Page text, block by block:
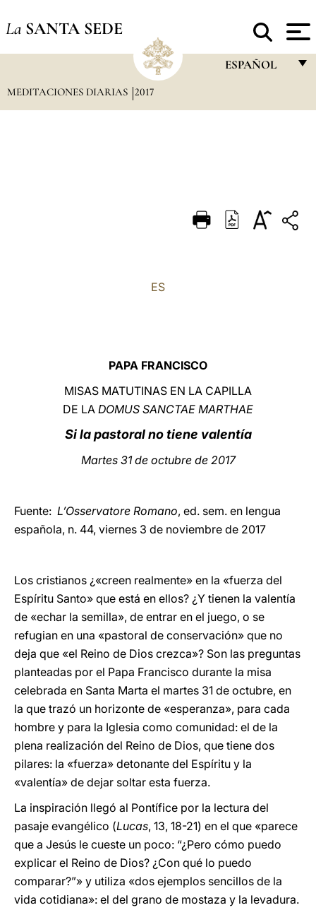
La SANTA SEDE
ESPAÑOL
DEUTSCH
MEDITACIONES DIARIAS 2017
ES
PAPA FRANCISCO
MISAS MATUTINAS EN LA CAPILLA
DE LA DOMUS SANCTAE MARTHAE
Si la pastoral no tiene valentía
Martes 31 de octubre de 2017
Fuente: L’Osservatore Romano, ed. sem. en lengua
española, n. 44, viernes 3 de noviembre de 2017
Los cristianos ¿«creen realmente» en la «fuerza del
Espíritu Santo» que está en ellos? ¿Y tienen la valentía
de «echar la semilla», de entrar en el juego, o se
refugian en una «pastoral de conservación» que no
deja que «el Reino de Dios crezca»? Son las preguntas
planteadas por el Papa Francisco durante la misa
celebrada en Santa Marta el martes 31 de octubre, en
la que trazó un horizonte de «esperanza», para cada
hombre y para la Iglesia como comunidad: el de la
plena realización del Reino de Dios, que tiene dos
pilares: la «fuerza» detonante del Espíritu y la
«valentía» de dejar soltar esta fuerza.
La inspiración llegó al Pontífice por la lectura del
pasaje evangélico (Lucas, 13, 18-21) en el que «parece
que a Jesús le cueste un poco: “¿Pero cómo puedo
explicar el Reino de Dios? ¿Con qué lo puedo
comparar?”» y utiliza «dos ejemplos sencillos de la
vida cotidiana»: el del grano de mostaza y la levadura.